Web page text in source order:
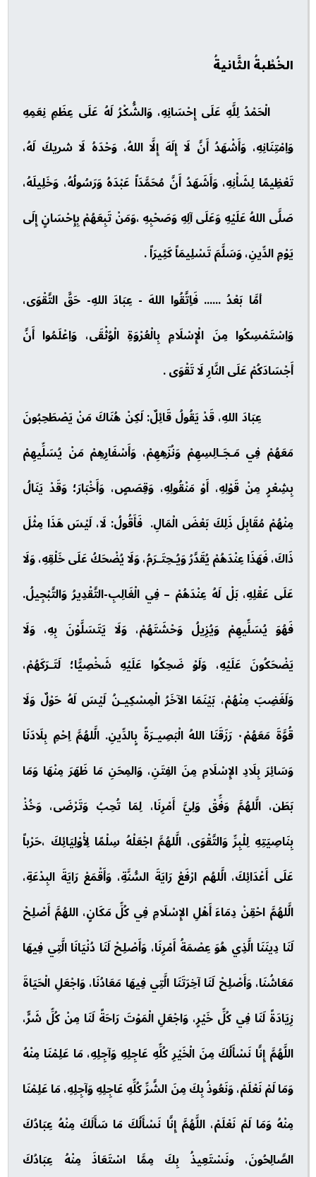
الخُطْبةُ الثَّانيةُ
الْحَمْدُ لِلَّهِ عَلَى إِحْسَانِهِ، وَالشُّكْرُ لَهُ عَلَى عِظَمِ نِعَمِهِ
وَاِمْتِنَانِهِ، وَأَشْهَدُ أَنَّ لَا إِلَهَ إِلَّا اللهُ، وَحْدَهُ لَا شريكَ لَهُ،
تَعْظِيمًا لِشَأْنِهِ، وَأَشَهَدُ أَنَّ مُحَمَّدَاً عَبْدَهُ وَرَسُولُهُ، وَخَلِيلَهُ،
صَلَّى اللهُ عَلَيْهِ وَعَلَى آلِهِ وَصَحْبِهِ ،وَمَنْ تَبِعَهُمْ بِإِحْسَانٍ إِلَى
يَوْمِ الدِّينِ، وَسَلَّمَ تَسْلِيمَاً كَثِيرَاً .
أمَّا بَعْدُ ...... فَاِتَّقُوا اللهَ - عِبَادَ اللهِ- حَقَّ التَّقْوَى،
وَاِسْتَمْسِكُوا مِنَ الْإِسْلَامِ بِالْعُرْوَةِ الْوُثْقَى، وَاِعْلَمُوا أَنَّ
أَجْسَادَكُمْ عَلَى النَّارِ لَا تَقْوَى .
عِبَادَ اللهِ، قَدْ يَقُولُ قَائِلٌ: لَكِنْ هُنَاكَ مَنْ يَصْطَحِبُونَ
مَعَهُمْ فِي مَـجَـالِسِهِمْ وَنُزَهِهِمْ، وَأَسْفَارِهِمْ مَنْ يُسَلِّيهِمْ
بِشِعْرٍ مِنْ قَوْلِهِ، أَوْ مَنْقُولِهِ، وَقِصَصٍ، وَأَخْبَارَ؛ وَقَدْ يَنَالُ
مِنْهُمْ مُقَابِلَ ذَلِكَ بَعْضَ الْمَالِ. فَأَقُولُ: لَا، لَيْسَ هَذَا مِثْلَ
ذَاكَ، فَهَذَا عِنْدَهُمْ يُقَدَّرُ وَيُـحِتَـرَمُ، وَلَا يُضْحَكُ عَلَى خَلْقِهِ، وَلَا
عَلَى عَقْلِهِ، بَلْ لَهُ عِنْدَهُمْ – فِي الْغَالِبِ-التَّقْدِيرُ وَالتَّبْجِيلُ.
فَهُوَ يُسَلِّيهِمْ وَيُزِيلُ وَحْشَتَهُمْ، وَلَا يَتَسَلَّوْنَ بِهِ، وَلَا
يَضْحَكُونَ عَلَيْهِ، وَلَوْ ضَحِكُوا عَلَيْهِ شَخْصِيًّا؛ لَتَـرَكَهُمْ،
وَلَغَضِبَ مِنْهُمْ، بَيْنَمَا الآخَرُ الْمِسْكِيـنُ لَيْسَ لَهُ حَوْلٌ وَلَا
قُوَّةَ مَعَهُمْ٠ رَزَقَنَا اللهُ الْبَصِيـرَةً بٍالدِّينِ. الَّلهُمَّ اِحْمِ بِلَادَنَا
وَسَائِرَ بِلَادِ الإِسْلَامِ مِنَ الفِتَنِ، وَالمِحَنِ مَا ظَهَرَ مِنْهَا وَمَا
بَطَن، الَّلهُمَّ وَفِّقْ وَلِيَّ أَمْرِنَا، لِمَا تُحِبُ وَتَرْضَى، وَخُذْ
بِنَاصِيَتِهِ لِلْبِرِّ وَالتَّقْوَى، الَّلهُمَّ اجْعَلْهُ سِلْمًا لِأْوْلِيَائِكَ ،حَرْباً
عَلَى أَعْدَائِكَ، الَّلهُم ارْفَعْ رَايَةَ السُّنَّةِ، وَأَقْمَعْ رَايَةَ البِدْعَةِ،
الَّلهُمَّ احْقِنْ دِمَاءَ أَهْلِ الإِسْلَامِ فِي كُلِّ مَكَانٍ، اللهُمَّ أَصْلِحْ
لَنَا دِينَنَا الَّذِي هُوَ عِصْمَةُ أَمْرِنَا، وَأَصْلِحْ لَنَا دُنْيَانَا الَّتِي فِيهَا
مَعَاشُنَا، وَأَصْلِحْ لَنَا آخِرَتَنَا الَّتِي فِيهَا مَعَادُنَا، وَاجْعَلِ الْحَيَاةَ
زِيَادَةً لَنَا فِي كُلِّ خَيْرٍ، وَاجْعَلِ الْمَوْتَ رَاحَةً لَنَا مِنْ كُلِّ شَرٍّ،
اللَّهُمَّ إِنَّا نَسْأَلُكَ مِنَ الْخَيْرِ كُلِّهِ عَاجِلِهِ وَآجِلِهِ، مَا عَلِمْنَا مِنْهُ
وَمَا لَمْ نَعْلَمْ، وَنَعُوذُ بِكَ مِنَ الشَّرِّ كُلِّهِ عَاجِلِهِ وَآجِلِهِ، مَا عَلِمْنَا
مِنْهُ وَمَا لَمْ نَعْلَمْ، اللَّهُمَّ إِنَّا نَسْأَلُكَ مَا سَأَلَكَ مِنْهُ عِبَادُكَ
الصَّالِحُونَ، ونَسْتَعِيذُ بِكَ مِمَّا اسْتَعَاذَ مِنْهُ عِبَادُكَ